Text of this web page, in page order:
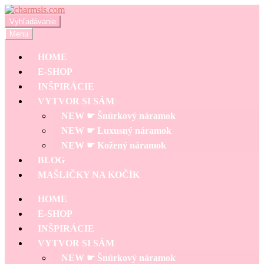
Preskočiť
na
navigáciu
Preskočiť
na
obsah
Hľadať:
Vyhľadávanie
Menu
HOME
E-SHOP
INŠPIRÁCIE
VYTVOR SI SÁM
NEW ☛ Šnúrkový náramok
NEW ☛ Luxusný náramok
NEW ☛ Kožený náramok
BLOG
MAŠLIČKY NA KOČÍK
HOME
E-SHOP
INŠPIRÁCIE
VYTVOR SI SÁM
NEW ☛ Šnúrkový náramok